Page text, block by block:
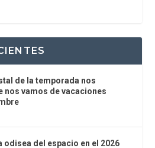
de la temporada nos
nos vamos de vacaciones
odisea del espacio en el 2026